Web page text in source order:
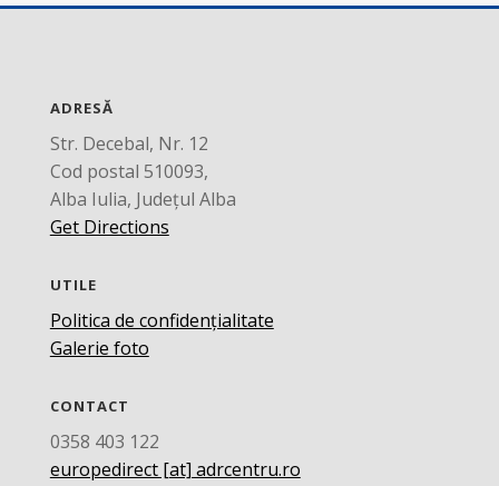
ADRESĂ
Str. Decebal, Nr. 12
Cod postal 510093,
Alba Iulia, Județul Alba
Get Directions
UTILE
Politica de confidențialitate
Galerie foto
CONTACT
0358 403 122
europedirect [at] adrcentru.ro